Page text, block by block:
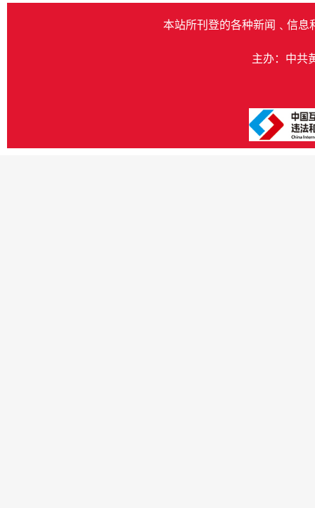
本站所刊登的各种新闻﹑信息
主办：中共